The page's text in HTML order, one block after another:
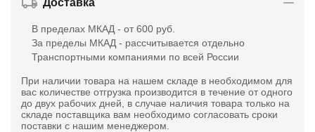
Доставка
В пределах МКАД - от 600 руб.
За пределы МКАД - рассчитывается отдельно
Транспортными компаниями по всей России
При наличии товара на нашем складе в необходимом для
вас количестве отгрузка производится в течение от одного
до двух рабочих дней, в случае наличия товара только на
складе поставщика вам необходимо согласовать сроки
поставки с нашим менеджером.